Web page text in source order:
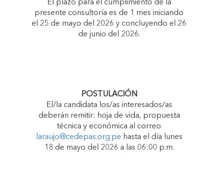
El plazo para el cumplimiento de la
presente consultoría es de 1 mes iniciando
el 25 de mayo del 2026 y concluyendo el 26
de junio del 2026.
POSTULACIÓN
El/la candidata los/as interesados/as
deberán remitir: hoja de vida, propuesta
técnica y económica al correo
laraujo@cedepas.org.pe hasta el día lunes
18 de mayo del 2026 a las 06:00 p.m.